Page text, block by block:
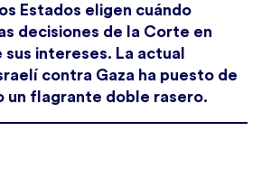
Estados eligen cuándo
decisiones de la Corte en
sus intereses. La actual
contra Gaza ha puesto de
un flagrante doble rasero.